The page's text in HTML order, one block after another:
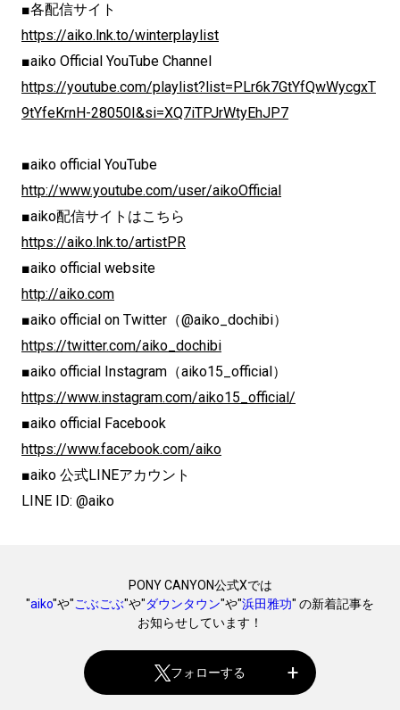
■各配信サイト
https://aiko.lnk.to/winterplaylist
■aiko Official YouTube Channel
https://youtube.com/playlist?list=PLr6k7GtYfQwWycgxT
9tYfeKrnH-28050I&si=XQ7iTPJrWtyEhJP7
■aiko official YouTube
http://www.youtube.com/user/aikoOfficial
■aiko配信サイトはこちら
https://aiko.lnk.to/artistPR
■aiko official website
http://aiko.com
■aiko official on Twitter（@aiko_dochibi）
https://twitter.com/aiko_dochibi
■aiko official Instagram（aiko15_official）
https://www.instagram.com/aiko15_official/
■aiko official Facebook
https://www.facebook.com/aiko
■aiko 公式LINEアカウント
LINE ID: @aiko
PONY CANYON公式Xでは
"aiko"や"ごぶごぶ"や"ダウンタウン"や"浜田雅功" の新着記事を
お知らせしています！
フォローする